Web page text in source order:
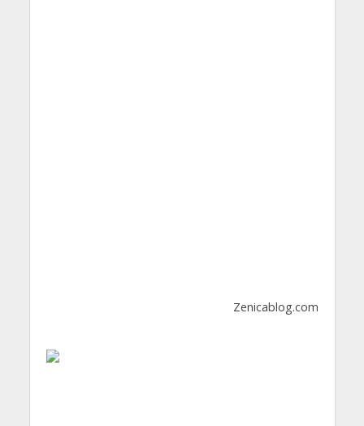
Zenicablog.com